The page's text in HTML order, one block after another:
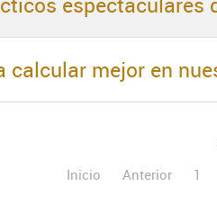
calcular mejor en
Inicio
Anterior 1